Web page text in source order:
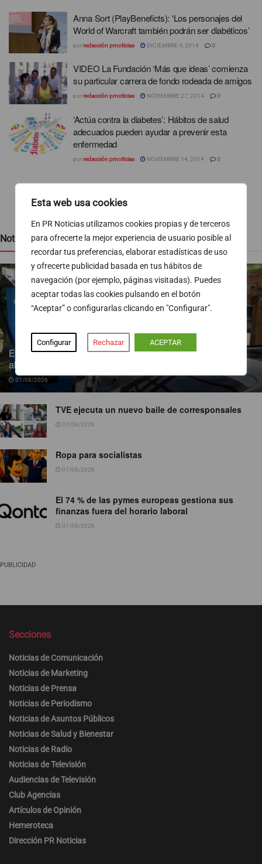
Esta web usa cookies
En PR Noticias utilizamos cookies propias y de terceros
para ofrecerte la mejor experiencia de usuario posible al
recordar tus preferencias, elaborar estadísticas de uso
y ofrecerte publicidad basada en tus hábitos de
navegación (por ejemplo, páginas visitadas). Puedes
aceptar todas las cookies pulsando en el botón
“Aceptar” o configurarlas clicando en "Configurar".
Configurar Rechazar ACEPTAR
Anna Sort (PlayBeneficts): ‘Los personajes del
World of Warcraft también podrán ser diabéticos’
porredacción prnoticias DICIEMBRE 4, 2014 0
VIDEO La Fundación ‘Más que ideas’ comienza
su particular carrera de fondo rodeada de amigos
porredacción prnoticias NOVIEMBRE 27, 2014 0
‘Actúa contra la diabetes’: Hábitos de salud
adecuados pueden ayudar a prevenir esta
enfermedad
porredacción prnoticias NOVIEMBRE 14, 2014 0
Noticias recientes
Endesa pone a disposición más de 300 puntos de recarga
abiertos al público
07/08/2026
TVE ejecuta un nuevo baile de corresponsales
07/08/2026
Ropa para socialistas
07/08/2026
El 74 % de las pymes europeas gestiona sus
finanzas fuera del horario laboral
07/08/2026
PUBLICIDAD
Secciones
Noticias de Comunicación
Noticias de Marketing
Noticias de Prensa
Noticias de Periodismo
Noticias de Asuntos Públicos
Noticias de Salud y Bienestar
Noticias de Radio
Noticias de Televisión
Audiencias de Televisión
Club Agencias
Artículos de Opinión
Hemeroteca
Dirección PR Noticias